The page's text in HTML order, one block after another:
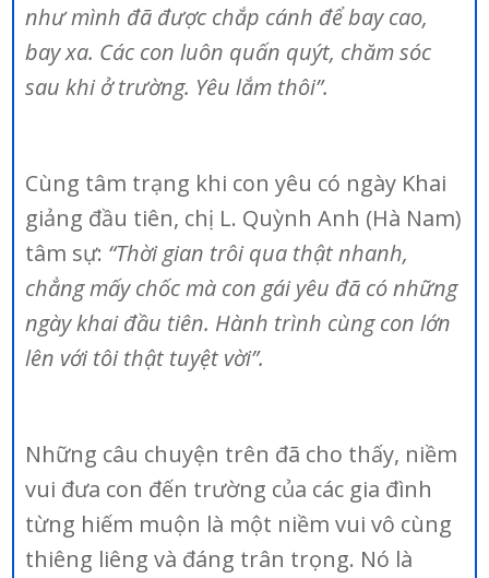
như mình đã được chắp cánh để bay cao,
bay xa. Các con luôn quấn quýt, chăm sóc
sau khi ở trường. Yêu lắm thôi”.
Cùng tâm trạng khi con yêu có ngày Khai
giảng đầu tiên, chị L. Quỳnh Anh (Hà Nam)
tâm sự: “Thời gian trôi qua thật nhanh,
chẳng mấy chốc mà con gái yêu đã có những
ngày khai đầu tiên. Hành trình cùng con lớn
lên với tôi thật tuyệt vời”.
Những câu chuyện trên đã cho thấy, niềm
vui đưa con đến trường của các gia đình
từng hiếm muộn là một niềm vui vô cùng
thiêng liêng và đáng trân trọng. Nó là